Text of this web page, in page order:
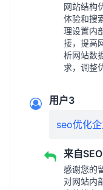
网站结构
体验和搜
理设置内
接，提高
析网站数
求，调整
用户3
seo优化企
来自
感谢您的
对网站内